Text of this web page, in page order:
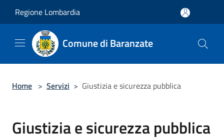
Regione Lombardia
Comune di Baranzate
Home > Servizi > Giustizia e sicurezza pubblica
Giustizia e sicurezza pubblica